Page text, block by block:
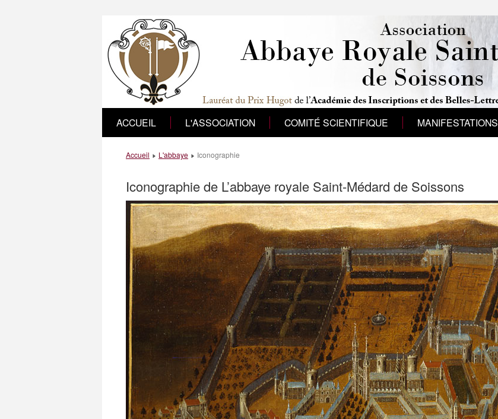
ACCUEIL L'ASSOCIATION COMITÉ SCIENTIFIQUE MANIFESTATIONS
Accueil L'abbaye Iconographie
Iconographie de L’abbaye royale Saint-Médard de Soissons